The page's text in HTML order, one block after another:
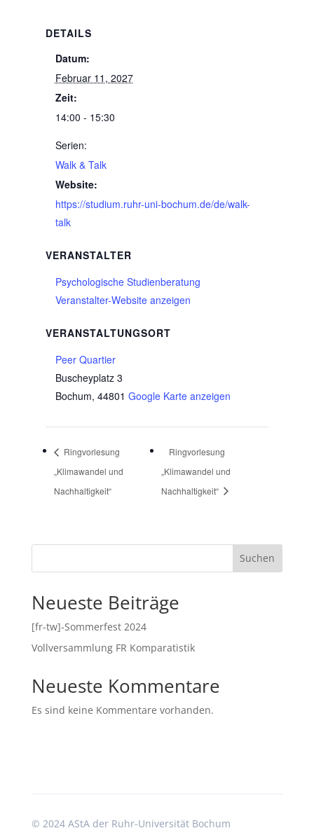
DETAILS
Datum:
Februar 11, 2027
Zeit:
14:00 - 15:30
Serien:
Walk & Talk
Website:
https://studium.ruhr-uni-bochum.de/de/walk-
talk
VERANSTALTUNGSORT
Peer Quartier
Buscheyplatz 3
Bochum, 44801 Google Karte anzeigen
VERANSTALTER
Psychologische Studienberatung
Veranstalter-Website anzeigen
Ringvorlesung
„Klimawandel und
Nachhaltigkeit“
Ringvorlesung
„Klimawandel und
Nachhaltigkeit“
Suchen
Neueste Beiträge
[fr-tw]-Sommerfest 2024
Vollversammlung FR Komparatistik
Neueste Kommentare
Es sind keine Kommentare vorhanden.
© 2024 AStA der Ruhr-Universität Bochum